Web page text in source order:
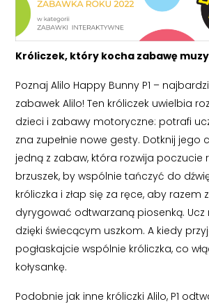
Króliczek, który kocha zabawę
Poznaj Alilo Happy Bunny P1 –
zabawek Alilo! Ten króliczek uwielbia
dzieci i zabawy motoryczne: potrafi
zna zupełnie nowe gesty. Dotknij jego
jedną z zabaw, która rozwija poczucie
brzuszek, by wspólnie tańczyć do
króliczka i złap się za ręce, aby razem
dyrygować odtwarzaną piosenką.
dzięki świecącym uszkom. A kiedy
pogłaskajcie wspólnie króliczka, co
kołysankę.
Podobnie jak inne króliczki Alilo, P1